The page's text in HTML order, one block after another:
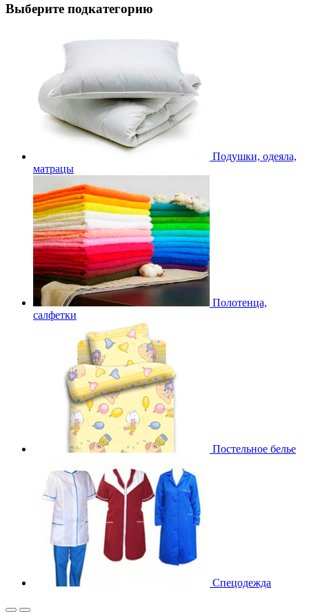
Выберите подкатегорию
Подушки, одеяла,
матрацы
Полотенца,
салфетки
Постельное белье
Спецодежда